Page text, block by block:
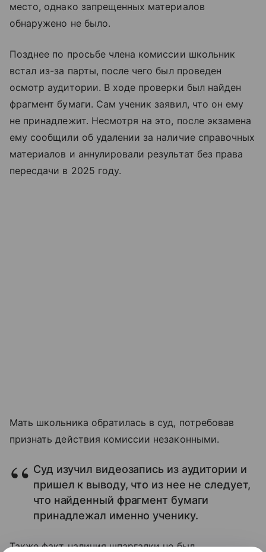
место, однако запрещенных материалов
обнаружено не было.
Позднее по просьбе члена комиссии школьник
встал из-за парты, после чего был проведен
осмотр аудитории. В ходе проверки был найден
фрагмент бумаги. Сам ученик заявил, что он ему
не принадлежит. Несмотря на это, после экзамена
ему сообщили об удалении за наличие справочных
материалов и аннулировали результат без права
пересдачи в 2025 году.
Мать школьника обратилась в суд, потребовав
признать действия комиссии незаконными.
Суд изучил видеозапись из аудитории и
пришел к выводу, что из нее не следует,
что найденный фрагмент бумаги
принадлежал именно ученику.
Также факт наличия шпаргалки не был